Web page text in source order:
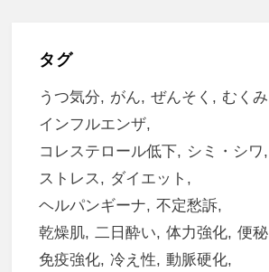
タグ
うつ気分 がん ぜんそく
むくみ
インフルエンザ
コレステロール低下
シミ・シワ
ストレス
ダイエット
ヘルパンギーナ
不定愁訴
乾燥肌 二日酔い 体力強化 便秘
免疫強化 冷え性
動脈硬化